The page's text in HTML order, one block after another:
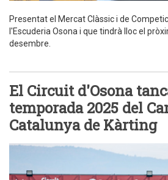
Presentat el Mercat Clàssic i de
l'Escuderia Osona i que tindrà lloc el
desembre.
El Circuit d'Osona
temporada 2025 del
Catalunya de Kàrting